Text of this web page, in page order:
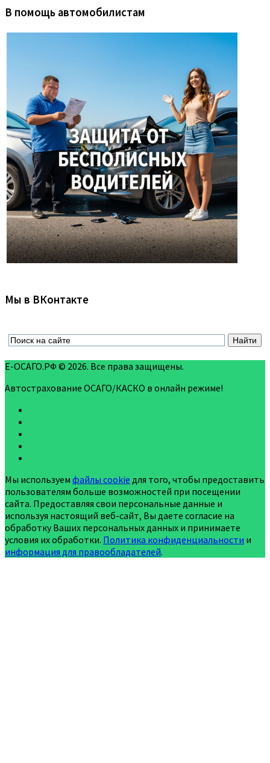
В помощь автомобилистам
Мы в ВКонтакте
Е-ОСАГО.РФ © 2026. Все права защищены.
Автострахование ОСАГО/КАСКО в онлайн режиме!
Мы используем файлы cookie для того, чтобы предоставить
пользователям больше возможностей при посещении
сайта. Предоставляя свои персональные данные и
используя настоящий веб-сайт, Вы даете согласие на
обработку Ваших персональных данных и принимаете
условия их обработки. Политика конфиденциальности и
информация для правообладателей.